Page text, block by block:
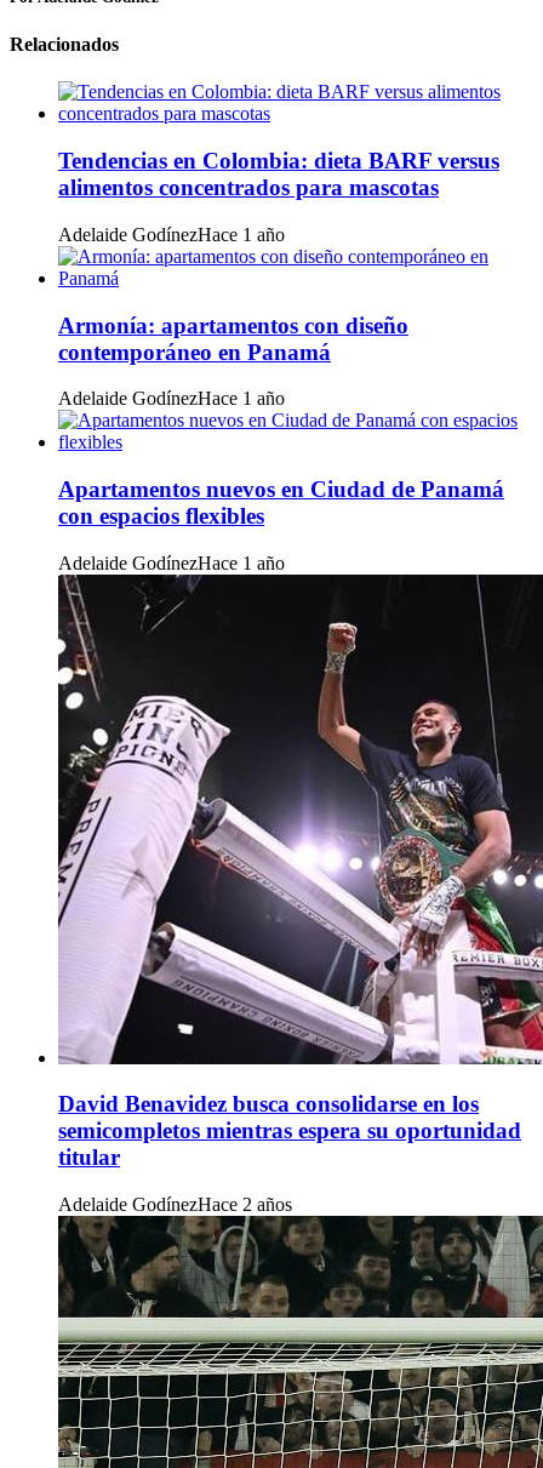
Relacionados
Tendencias en Colombia: dieta BARF versus
alimentos concentrados para mascotas
Adelaide GodínezHace 1 año
Armonía: apartamentos con diseño
contemporáneo en Panamá
Adelaide GodínezHace 1 año
Apartamentos nuevos en Ciudad de Panamá
con espacios flexibles
Adelaide GodínezHace 1 año
David Benavidez busca consolidarse en los
semicompletos mientras espera su oportunidad
titular
Adelaide GodínezHace 2 años